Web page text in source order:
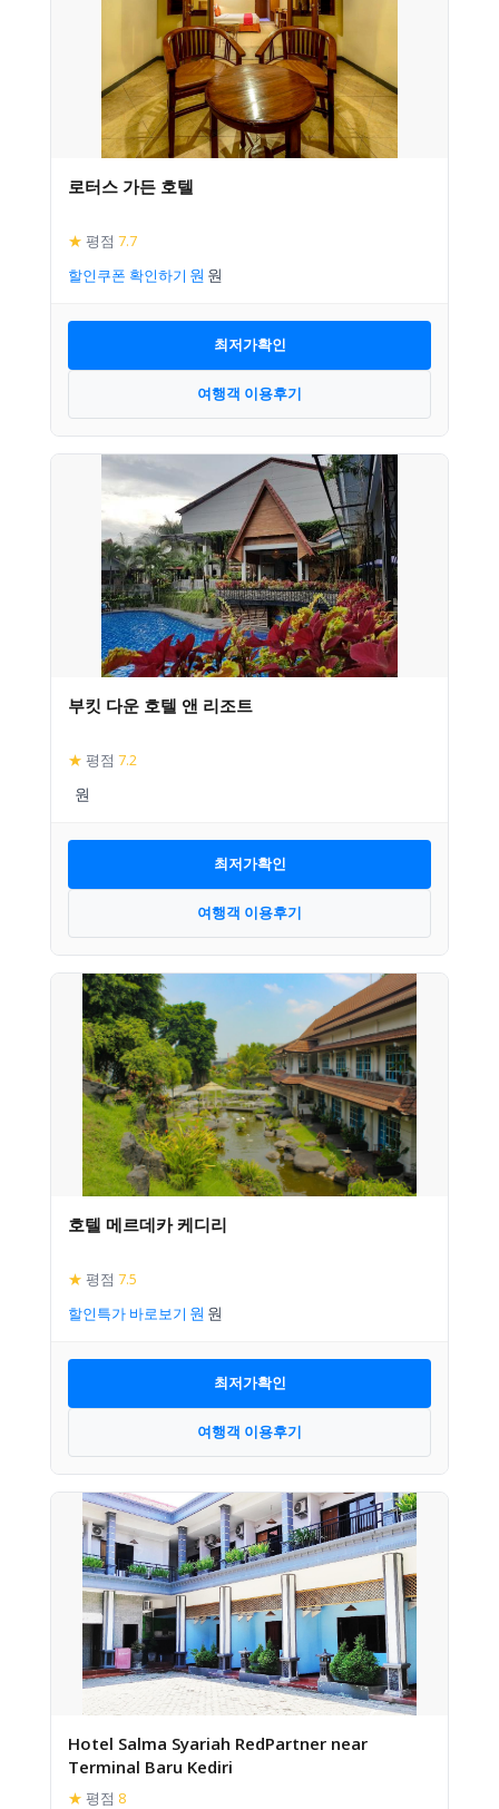
로터스 가든 호텔
★ 평점 7.7
할인쿠폰 확인하기
최저가확인
여행객 이용후기
부킷 다운 호텔 앤 리조트
★ 평점 7.2
최저가확인
여행객 이용후기
호텔 메르데카 케디리
★ 평점 7.5
할인특가 바로보기
최저가확인
여행객 이용후기
Hotel Salma Syariah RedPartner near
Terminal Baru Kediri
★ 평점 8